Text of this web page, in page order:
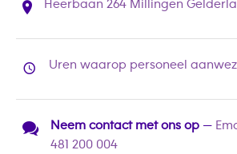
Heerbaan 264 Millingen
Uren waarop personeel
Neem contact met ons op —
481 200 004